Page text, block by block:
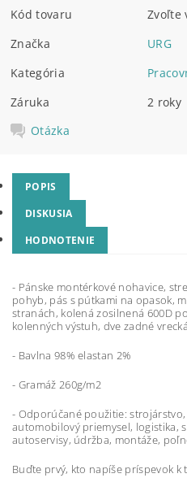
Kód tovaru
Zvoľte
Značka
URG
Kategória
Záruka
2 roky
Otázka
POPIS
DISKUSIA
HODNOTENIE
- Pánske montérkové nohavice,
pohyb, pás s pútkami na opasok,
stranách, kolená zosilnená 600D
kolenných výstuh, dve zadné
- Bavlna 98% elastan 2%
- Gramáž 260g/m2
- Odporúčané použitie:
automobilový priemysel, logistika,
autoservisy, údržba, montáže,
Buďte prvý, kto napíše príspevok k